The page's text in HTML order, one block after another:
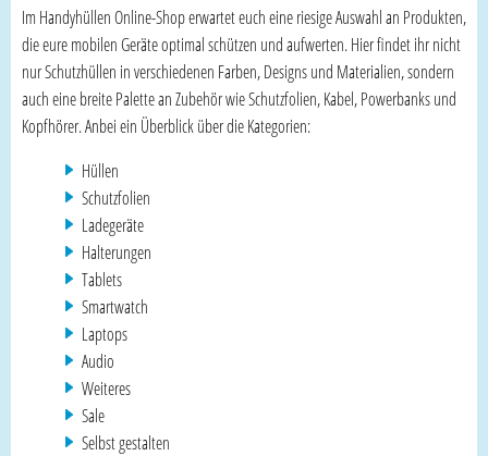
Im Handyhüllen Online-Shop erwartet euch eine riesige Auswahl an Produkten,
die eure mobilen Geräte optimal schützen und aufwerten. Hier findet ihr nicht
nur Schutzhüllen in verschiedenen Farben, Designs und Materialien, sondern
auch eine breite Palette an Zubehör wie Schutzfolien, Kabel, Powerbanks und
Kopfhörer. Anbei ein Überblick über die Kategorien:
Hüllen
Schutzfolien
Ladegeräte
Halterungen
Tablets
Smartwatch
Laptops
Audio
Weiteres
Sale
Selbst gestalten